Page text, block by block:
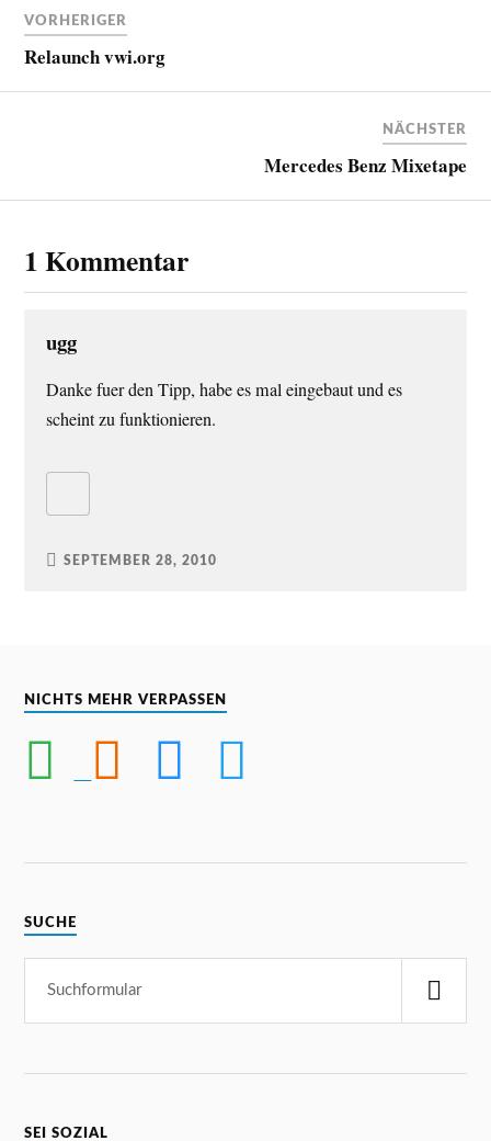
VORHERIGER
Relaunch vwi.org
NÄCHSTER
Mercedes Benz Mixetape
1 Kommentar
ugg
Danke fuer den Tipp, habe es mal eingebaut und es
scheint zu funktionieren.
SEPTEMBER 28, 2010
NICHTS MEHR VERPASSEN
SUCHE
SEI SOZIAL